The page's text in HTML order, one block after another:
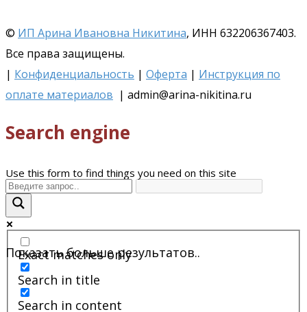
© ИП Арина Ивановна Никитина, ИНН 632206367403.
Все права защищены.
| Конфиденциальность | Оферта | Инструкция по
оплате материалов | admin@arina-nikitina.ru
Search engine
Use this form to find things you need on this site
Показать больше результатов..
Exact matches only
Search in title
Search in content